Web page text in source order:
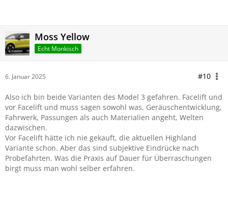
Moss Yellow
Echt Monkisch
6. Januar 2025 #10
Also ich bin beide Varianten des Model 3 gefahren. Facelift und
vor Facelift und muss sagen sowohl was, Geräuschentwicklung,
Fahrwerk, Passungen als auch Materialien angeht, Welten
dazwischen.
Vor Facelift hätte ich nie gekauft, die aktuellen Highland
Variante schon. Aber das sind subjektive Eindrücke nach
Probefahrten. Was die Praxis auf Dauer für Überraschungen
birgt muss man wohl selber erfahren.